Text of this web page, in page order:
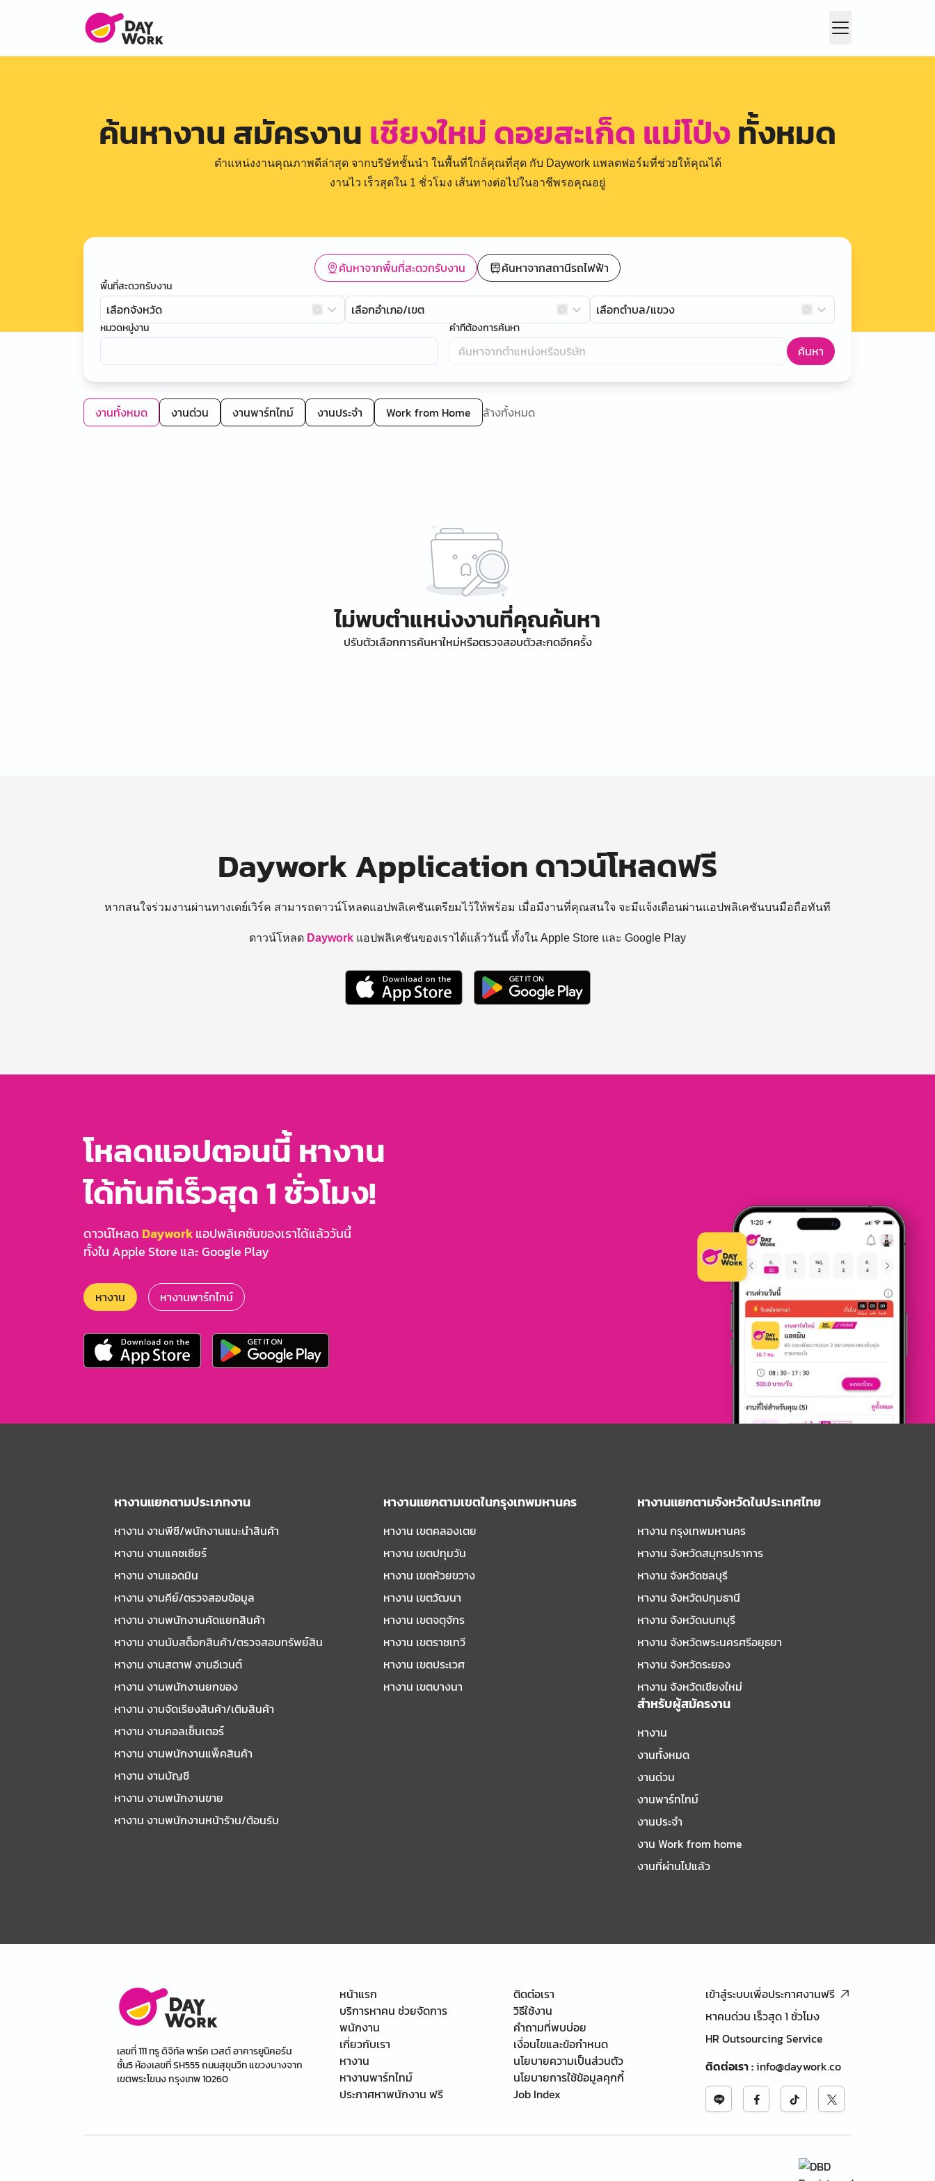
ค้นหางาน สมัครงาน เชียงใหม่ ดอยสะเก็ด แม่โป่งทั้งหมด
ตำแหน่งงานคุณภาพดีล่าสุด จากบริษัทชั้นนำ ในพื้นที่ใกล้คุณที่สุด กับ Daywork แพลตฟอร์มที่ช่วยให้คุณได้
งานไว เร็วสุดใน 1 ชั่วโมง เส้นทางต่อไปในอาชีพรอคุณอยู่
ค้นหาจากพื้นที่สะดวกรับงาน ค้นหาจากสถานีรถไฟฟ้า
พื้นที่สะดวกรับงาน
เลือกจังหวัด เลือกอำเภอ/เขต เลือกตำบล/แขวง
หมวดหมู่งาน คำที่ต้องการค้นหา
ค้นหา
งานทั้งหมด งานด่วน งานพาร์ทไทม์ งานประจำ Work from Home ล้างทั้งหมด
ไม่พบตำแหน่งงานที่คุณค้นหา
ปรับตัวเลือกการค้นหาใหม่หรือตรวจสอบตัวสะกดอีกครั้ง
Daywork Application ดาวน์โหลดฟรี
หากสนใจร่วมงานผ่านทางเดย์เวิร์ค สามารถดาวน์โหลดแอปพลิเคชันเตรียมไว้ให้พร้อม เมื่อมีงานที่คุณสนใจ จะมีแจ้งเตือนผ่านแอปพลิเคชันบนมือถือทันที
ดาวน์โหลด Daywork แอปพลิเคชันของเราได้แล้ววันนี้ ทั้งใน Apple Store และ Google Play
โหลดแอปตอนนี้ หางาน
ได้ทันทีเร็วสุด 1 ชั่วโมง!
ดาวน์โหลด Dayworkแอปพลิเคชันของเราได้แล้ววันนี้
ทั้งใน Apple Store และ Google Play
หางาน หางานพาร์ทไทม์
หางานแยกตามประเภทงาน
หางาน งานพีซี/พนักงานแนะนําสินค้า
หางาน งานแคชเชียร์
หางาน งานแอดมิน
หางาน งานคีย์/ตรวจสอบข้อมูล
หางาน งานพนักงานคัดแยกสินค้า
หางาน งานนับสต็อกสินค้า/ตรวจสอบทรัพย์สิน
หางาน งานสตาฟ งานอีเวนต์
หางาน งานพนักงานยกของ
หางาน งานจัดเรียงสินค้า/เติมสินค้า
หางาน งานคอลเซ็นเตอร์
หางาน งานพนักงานแพ็คสินค้า
หางาน งานบัญชี
หางาน งานพนักงานขาย
หางาน งานพนักงานหน้าร้าน/ต้อนรับ
หางานแยกตามเขตในกรุงเทพมหานคร
หางาน เขตคลองเตย
หางาน เขตปทุมวัน
หางาน เขตห้วยขวาง
หางาน เขตวัฒนา
หางาน เขตจตุจักร
หางาน เขตราชเทวี
หางาน เขตประเวศ
หางาน เขตบางนา
หางานแยกตามจังหวัดในประเทศไทย
หางาน กรุงเทพมหานคร
หางาน จังหวัดสมุทรปราการ
หางาน จังหวัดชลบุรี
หางาน จังหวัดปทุมธานี
หางาน จังหวัดนนทบุรี
หางาน จังหวัดพระนครศรีอยุธยา
หางาน จังหวัดระยอง
หางาน จังหวัดเชียงใหม่
สำหรับผู้สมัครงาน
หางาน
งานทั้งหมด
งานด่วน
งานพาร์ทไทม์
งานประจำ
งาน Work from home
งานที่ผ่านไปแล้ว
เลขที่ 111 ทรู ดิจิทัล พาร์ค เวสต์ อาคารยูนิคอร์น
ชั้น5 ห้องเลขที่ SH555 ถนนสุขุมวิท แขวงบางจาก
เขตพระโขนง กรุงเทพ 10260
หน้าแรก
บริการหาคน ช่วยจัดการ
พนักงาน
เกี่ยวกับเรา
หางาน
หางานพาร์ทไทม์
ประกาศหาพนักงาน ฟรี
ติดต่อเรา
วิธีใช้งาน
คำถามที่พบบ่อย
เงื่อนไขและข้อกำหนด
นโยบายความเป็นส่วนตัว
นโยบายการใช้ข้อมูลคุกกี้
Job Index
เข้าสู่ระบบเพื่อประกาศงานฟรี
หาคนด่วน เร็วสุด 1 ชั่วโมง
HR Outsourcing Service
ติดต่อเรา:info@daywork.co